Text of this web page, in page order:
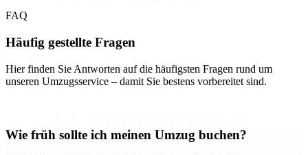
FAQ
Häufig gestellte Fragen
Hier finden Sie Antworten auf die häufigsten Fragen rund um
unseren Umzugsservice – damit Sie bestens vorbereitet sind.
Wie früh sollte ich meinen Umzug buchen?